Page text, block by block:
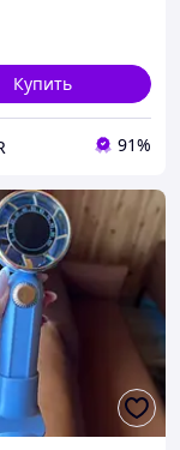
Купить
91%